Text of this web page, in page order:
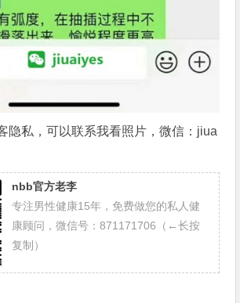
隐私，可以联系我看照片，微信：jiua
nbb官方老李
专注男性健康15年，免费做您的私人健
康顾问，微信号：871171706（←长按
复制）